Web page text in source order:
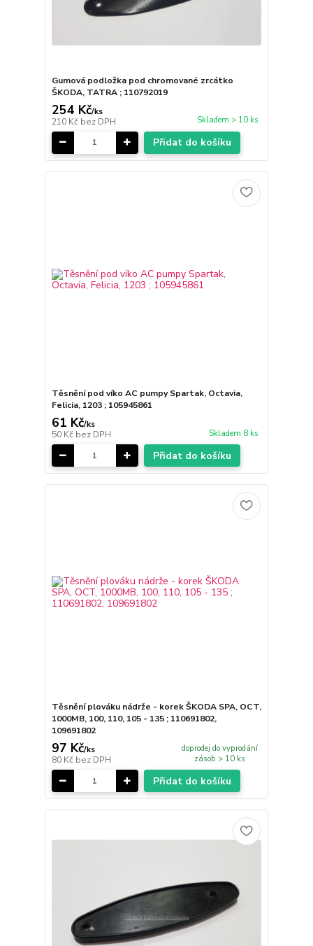
Gumová podložka pod chromované zrcátko
ŠKODA, TATRA ; 110792019
254 Kč/ks
210 Kč bez DPH Skladem > 10 ks
Přidat do košíku
Těsnění pod víko AC pumpy Spartak, Octavia,
Felicia, 1203 ; 105945861
61 Kč/ks
50 Kč bez DPH Skladem 8 ks
Přidat do košíku
Těsnění plováku nádrže - korek ŠKODA SPA, OCT,
1000MB, 100, 110, 105 - 135 ; 110691802,
109691802
97 Kč/ks
80 Kč bez DPH
doprodej do vyprodání
zásob > 10 ks
Přidat do košíku